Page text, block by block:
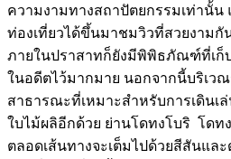
ความงามทางสถาปัตยกรรมเท่านั้น
ท่องเที่ยวได้ขึ้นมาชมวิวที่สวยงามกั
ภายในปราสาทก็ยังมีพิพิธภัณฑ์ที่เก็
ในอดีตไว้มากมาย นอกจากนี้บริเว
สาธารณะที่เหมาะสำหรับการเดิน
ใบไม้ผลิอีกด้วย ย่านโดทงโบริ โดท
ตลอดเส้นทางจะเต็มไปด้วยสีสันแล